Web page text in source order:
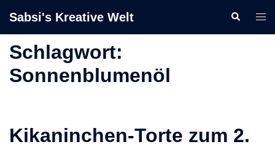
Inhalt
Sabsi's Kreative Welt Suche
Schlagwort:
Sonnenblumenöl
Kikaninchen-Torte zum 2.